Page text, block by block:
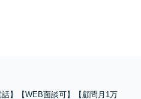
】【WEB面談可】【顧問月1万